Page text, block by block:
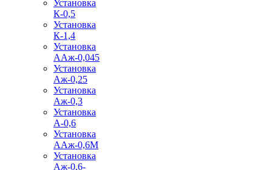
Установка
К-0,5
Установка
К-1,4
Установка
ААж-0,045
Установка
Аж-0,25
Установка
Аж-0,3
Установка
А-0,6
Установка
ААж-0,6М
Установка
Аж-0,6-